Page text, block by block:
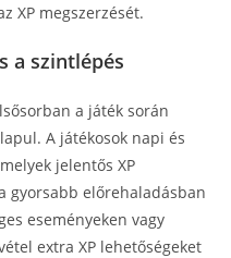
XP megszerzését.
a szintlépés
a játék során
A játékosok napi és
jelentős XP
gyorsabb előrehaladásban
eseményeken vagy
extra XP lehetőségeket